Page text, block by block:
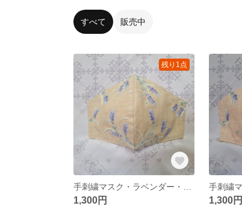
すべて 販売中
残り1点
1,300円 1,300円